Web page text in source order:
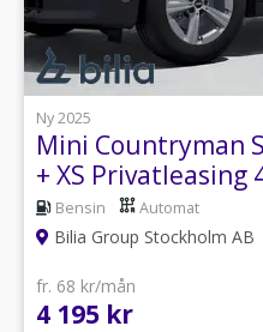
Ny 2025
Mini Countryman
+ XS Privatleasing
Bensin Automat
Bilia Group Stockholm AB
fr. 68 kr/mån
4 195 kr